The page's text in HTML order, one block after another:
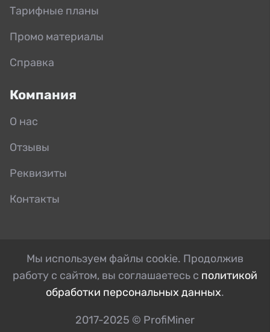
Тарифные планы
Промо материалы
Справка
Компания
О нас
Отзывы
Реквизиты
Контакты
Мы используем файлы cookie. Продолжив
работу с сайтом, вы соглашаетесь с политикой
обработки персональных данных.
2017-2025 © ProfiMiner